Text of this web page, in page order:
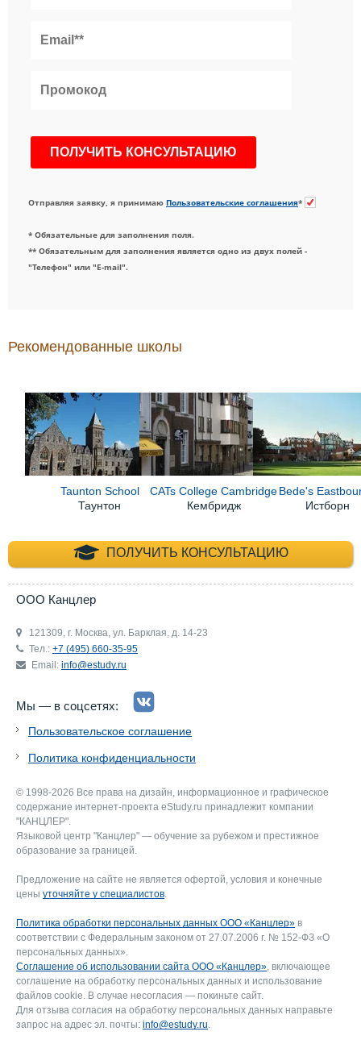
Отправляя заявку, я принимаю Пользовательские соглашения*
* Обязательные для заполнения поля.
** Обязательным для заполнения является одно из двух полей -
"Телефон" или "E-mail".
Рекомендованные школы
Taunton School
Таунтон
CATs College Cambridge
Кембридж
Bede's
Истборн
ПОЛУЧИТЬ КОНСУЛЬТАЦИЮ
+7 (495) 660-35-
ООО Канцлер
121309, г. Москва, ул. Барклая, д. 14-23
Тел.: +7 (495) 660-35-95
Email: info@estudy.ru
Мы — в соцсетях:
Пользовательское соглашение
Политика конфиденциальности
© 1998-2026 Все права на дизайн, информационное и графическое
содержание интернет-проекта eStudy.ru принадлежит компании
"КАНЦЛЕР".
Языковой центр "Канцлер" — обучение за рубежом и престижное
образование за границей.
Предложение на сайте не является офертой, условия и конечные
цены уточняйте у специалистов.
Политика обработки персональных данных ООО «Канцлер» в
соответствии с Федеральным законом от 27.07.2006 г. № 152-ФЗ «О
персональных данных».
Соглашение об использовании сайта ООО «Канцлер», включающее
соглашение на обработку персональных данных и использование
файлов cookie. В случае несогласия — покиньте сайт.
Для отзыва согласия на обработку персональных данных направьте
запрос на адрес эл. почты: info@estudy.ru.